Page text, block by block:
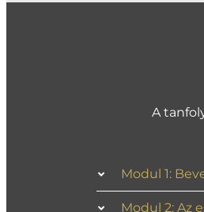
A
Modul 1:
Modul 2: Az